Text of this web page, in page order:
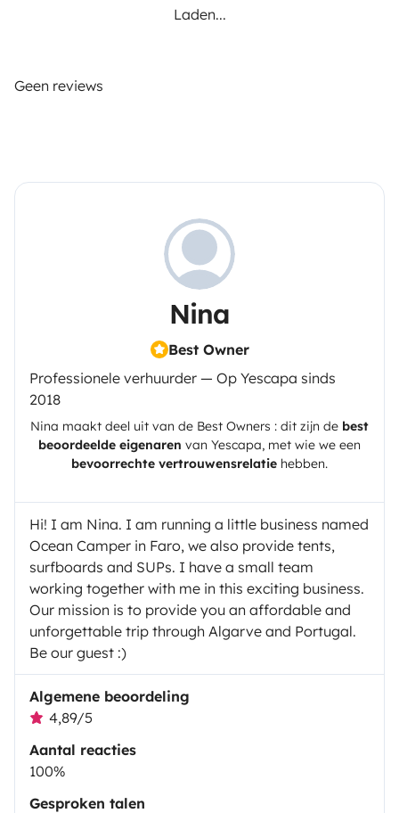
Laden...
Geen reviews
Nina
Best Owner
Professionele verhuurder — Op Yescapa sinds
2018
Nina maakt deel uit van de Best Owners : dit zijn de best
beoordeelde eigenaren van Yescapa, met wie we een
bevoorrechte vertrouwensrelatie hebben.
Hi! I am Nina. I am running a little business named
Ocean Camper in Faro, we also provide tents,
surfboards and SUPs. I have a small team
working together with me in this exciting business.
Our mission is to provide you an affordable and
unforgettable trip through Algarve and Portugal.
Be our guest :)
Algemene beoordeling
4,89/5
Aantal reacties
100%
Gesproken talen